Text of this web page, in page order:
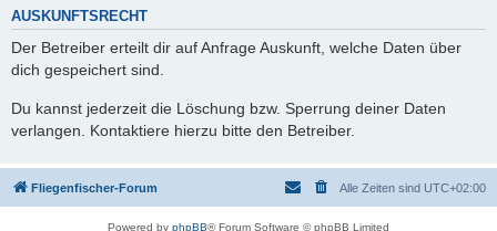
AUSKUNFTSRECHT
Der Betreiber erteilt dir auf Anfrage Auskunft, welche Daten über
dich gespeichert sind.
Du kannst jederzeit die Löschung bzw. Sperrung deiner Daten
verlangen. Kontaktiere hierzu bitte den Betreiber.
Fliegenfischer-Forum Alle Zeiten sind UTC+02:00
Powered by phpBB® Forum Software © phpBB Limited